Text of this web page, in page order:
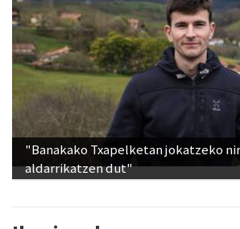
"Banakako Txapelketan jokatzeko
aldarrikatzen dut"